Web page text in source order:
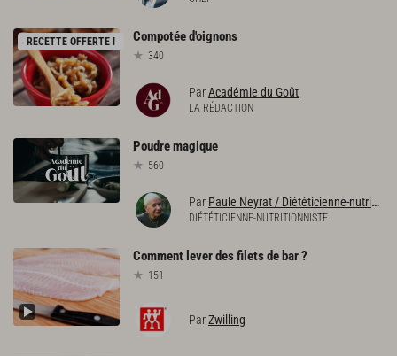
RECETTE OFFERTE ! Compotéed'oignons
340
ParAcadémie du Goût
LA RÉDACTION
Poudremagique
560
Par Paule Neyrat / Diététicienne-nutritionniste
DIÉTÉTICIENNE-NUTRITIONNISTE
Comment leverdesfiletsde bar?
151
ParZwilling